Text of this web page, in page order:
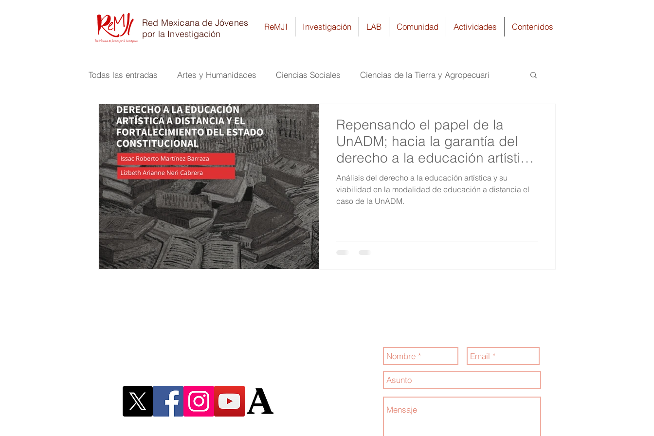
ReMJI Investigación LAB Comunidad Actividades Contenidos
Red Mexicana de Jóvenes
por la Investigación
Todas las entradas Artes y Humanidades Ciencias Sociales Ciencias de la Tierra y Agropecuari
Físico Matemáticas e Ingeniería Ciencias Biomédicas y de la Salud
Repensando el papel de la
UnADM; hacia la garantía del
derecho a la educación artística
a distancia
Análisis del derecho a la educación artística y su
viabilidad en la modalidad de educación a distancia el
caso de la UnADM.